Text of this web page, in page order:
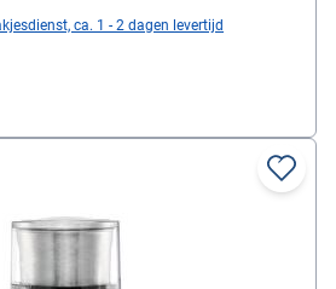
ca. 1 - 2 dagen levertijd